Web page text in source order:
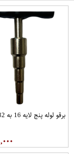
برقو لوله پنج لایه 16 به 32